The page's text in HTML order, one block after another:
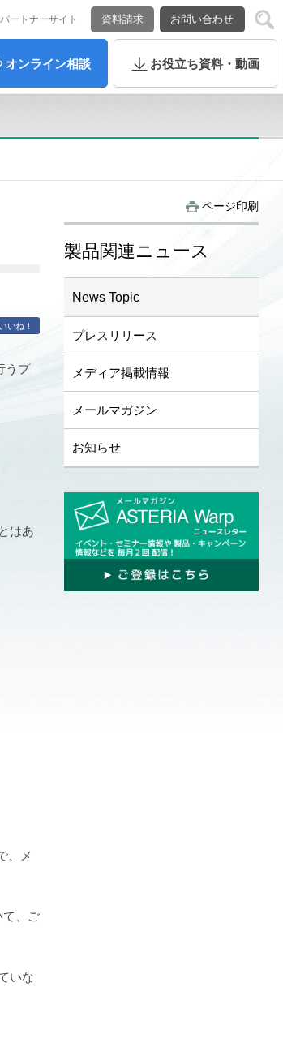
パートナーサイト 資料請求 お問い合わせ
オンライン相談 お役立ち資料・動画
いいね！
うプ
はあ
、メ
て、ご
いな
ページ印刷
製品関連ニュース
News Topic
プレスリリース
メディア掲載情報
メールマガジン
お知らせ